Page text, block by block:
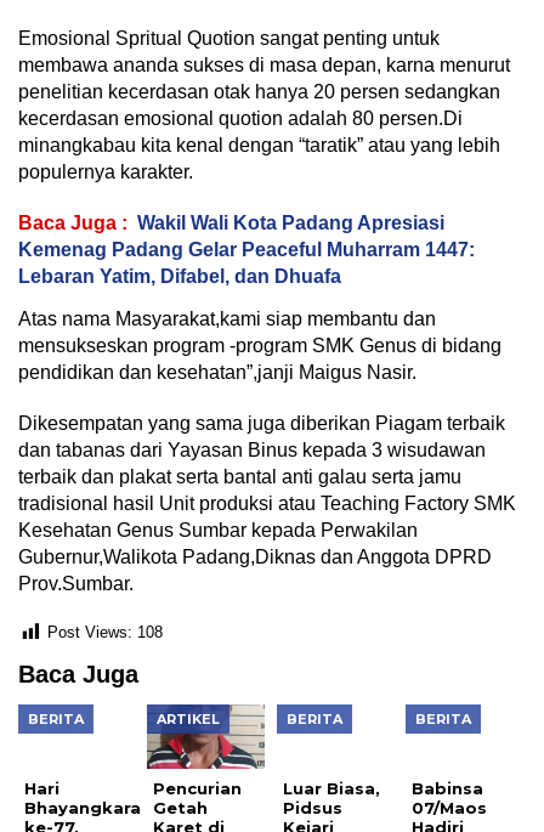
Emosional Spritual Quotion sangat penting untuk
membawa ananda sukses di masa depan, karna menurut
penelitian kecerdasan otak hanya 20 persen sedangkan
kecerdasan emosional quotion adalah 80 persen.Di
minangkabau kita kenal dengan “taratik” atau yang lebih
populernya karakter.
Baca Juga : Wakil Wali Kota Padang Apresiasi
Kemenag Padang Gelar Peaceful Muharram 1447:
Lebaran Yatim, Difabel, dan Dhuafa
Atas nama Masyarakat,kami siap membantu dan
mensukseskan program -program SMK Genus di bidang
pendidikan dan kesehatan”,janji Maigus Nasir.
Dikesempatan yang sama juga diberikan Piagam terbaik
dan tabanas dari Yayasan Binus kepada 3 wisudawan
terbaik dan plakat serta bantal anti galau serta jamu
tradisional hasil Unit produksi atau Teaching Factory SMK
Kesehatan Genus Sumbar kepada Perwakilan
Gubernur,Walikota Padang,Diknas dan Anggota DPRD
Prov.Sumbar.
Post Views: 108
Baca Juga
BERITA
Hari
Polres
Batang dan
ARTIKEL
Pencurian
Getah
Karet di
BERITA
Luar Biasa,
Lhokseumawe
Raih
BERITA
Babinsa
Pembukaan
Pesta